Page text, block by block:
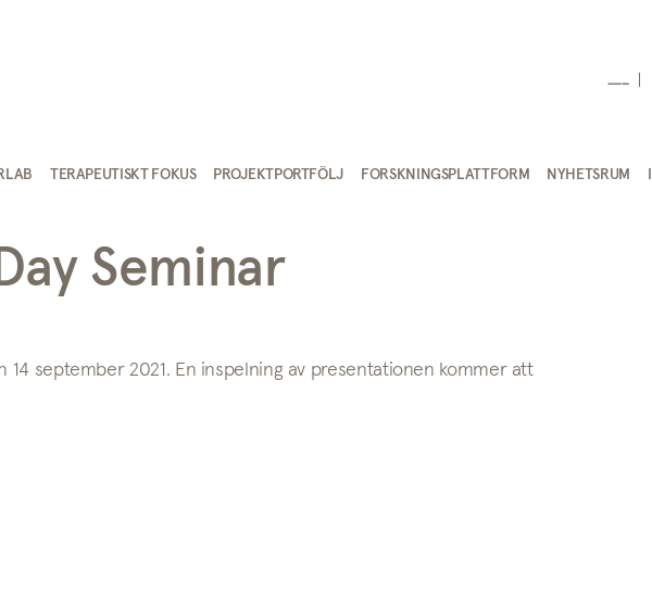
___
TERAPEUTISKT FOKUS PROJEKTPORTFÖLJ FORSKNINGSPLATTFORM NYHETSRUM
Seminar
14 september 2021. En inspelning av presentationen kommer att